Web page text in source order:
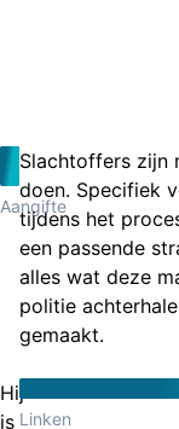
Aangifte
Slachtoffers zijn
doen. Specifiek
tijdens het
een passende
alles wat deze
politie
gemaakt.
Hij
is Linken